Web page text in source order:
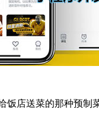
店送菜的那种预制